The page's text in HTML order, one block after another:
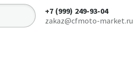
+7 (999) 249-93-04
zakaz@cfmoto-market.ru